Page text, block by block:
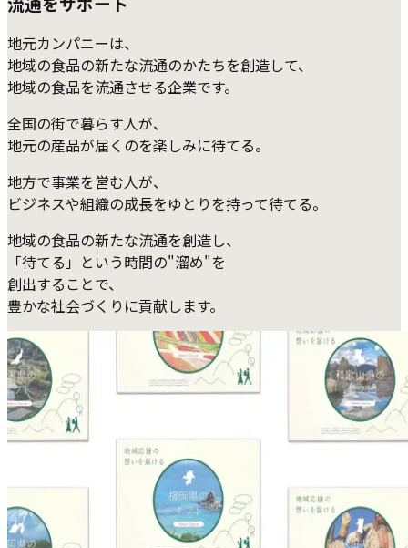
地元カンパニーは、
地域の食品の新たな​流通のかたちを​創造して、​
地域の​食品を​流通させる​企業です。
全国の街で暮らす人が、
地元の産品が届くのを楽しみに待てる。
地方で事業を営む人が、
ビジネスや組織の成長をゆとりを持って待てる。
地域の食品の新たな流通を創造し、
「待てる」という時間の"溜め"を
創出することで、
豊かな社会づくりに貢献します。